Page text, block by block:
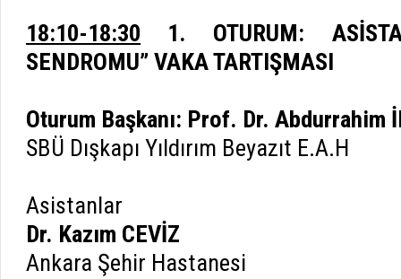
18:10-18:30
1. OTURUM:
SENDROMU” VAKA TARTIŞMASI
Oturum Başkanı: Prof. Dr. Abdurrahim
SBÜ Dışkapı Yıldırım Beyazıt E.A.H
Asistanlar
Dr. Kazım CEVİZ
Ankara Şehir Hastanesi